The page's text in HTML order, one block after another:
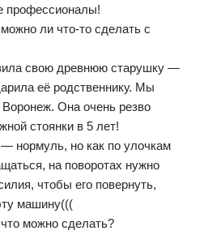
профессионалы!
ли что-то сделать с
свою древнюю старушку —
её родственнику. Мы
Она очень резво
стоянки в 5 лет!
нормуль, но как по улочкам
на поворотах нужно
чтобы его повернуть,
машину(((
можно сделать?